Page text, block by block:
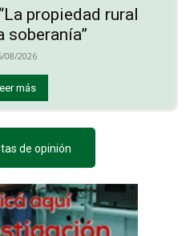
propiedad rural
soberanía”
08/2026
más
de opinión